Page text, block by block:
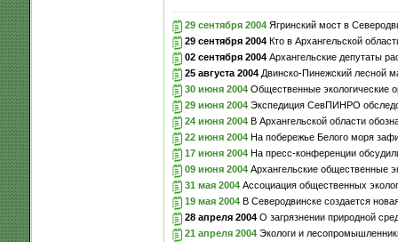
29 сентября 2004Ягринский мост в
29 сентября 2004Кто в Архангельской
02 сентября 2004Архангельские депутаты
25 августа 2004Двинско-Пинежский лесной
30 июня 2004Общественные экологические
29 июня 2004Экспедиция СевПИНРО
24 июня 2004В Архангельской области
22 июня 2004На побережье Белого моря
17 июня 2004На пресс-конференции
09 июня 2004Архангельские общественные
31 мая 2004Ассоциация общественных
19 мая 2004В Северодвинске создается
28 апреля 2004О загрязнении природной
21 апреля 2004Экологи и